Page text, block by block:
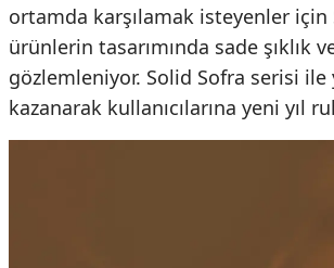
ortamda karşılamak isteyenler
ürünlerin tasarımında sade şıklık
gözlemleniyor. Solid Sofra serisi ile
kazanarak kullanıcılarına yeni yıl